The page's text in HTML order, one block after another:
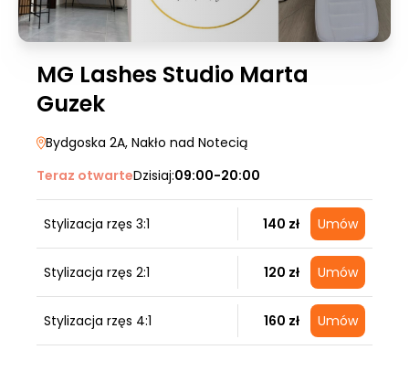
MG Lashes Studio Marta
Guzek
Bydgoska 2A, Nakło nad Notecią
Teraz otwarteDzisiaj:09:00-20:00
Stylizacja rzęs 3:1 140 zł Umów
Stylizacja rzęs 2:1 120 zł Umów
Stylizacja rzęs 4:1 160 zł Umów